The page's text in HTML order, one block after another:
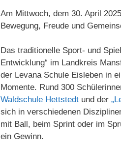
Am Mittwoch, dem 30. April
Bewegung, Freude und
Das traditionelle Sport- und
Entwicklung“ im Landkreis
der Levana Schule Eisleben in
Momente. Rund 300
Waldschule Hettstedt und der
sich in verschiedenen
mit Ball, beim Sprint oder im
ein Gewinn.